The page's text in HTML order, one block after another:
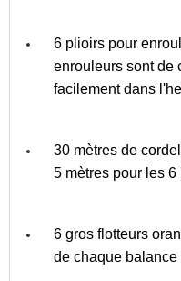
6 plioirs pour
enrouleurs sont de
facilement dans
30 mètres de
5 mètres pour les
6 gros flotteurs
de chaque